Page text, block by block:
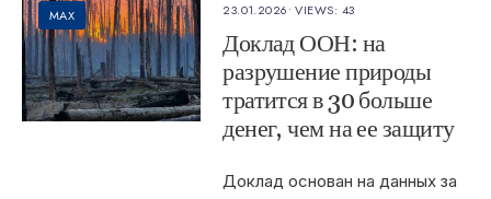
MAX 23.01.2026•VIEWS: 43
Доклад ООН: на
разрушение природы
тратится в 30 больше
денег, чем на ее защиту
Доклад основан на данных за